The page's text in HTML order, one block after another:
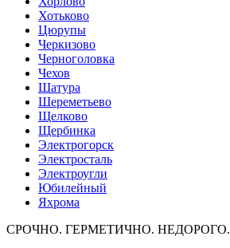
Хотьково
Цюрупы
Черкизово
Черноголовка
Чехов
Шатура
Шереметьево
Щелково
Щербинка
Электрогорск
Электросталь
Электроугли
Юбилейный
Яхрома
СРОЧНО. ГЕРМЕТИЧНО. НЕДОРОГО.